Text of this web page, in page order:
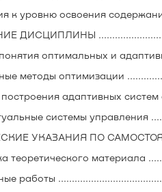
к уровню освоения
ДИСЦИПЛИНЫ
оптимальных и
методы оптимизации
адаптивных
системы управления
УКАЗАНИЯ ПО
теоретического материала
работы